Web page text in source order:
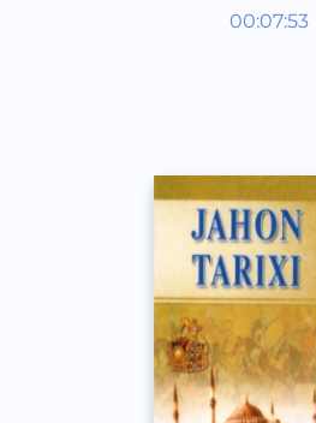
00:07:53
Jahon tarixi 7 sinf